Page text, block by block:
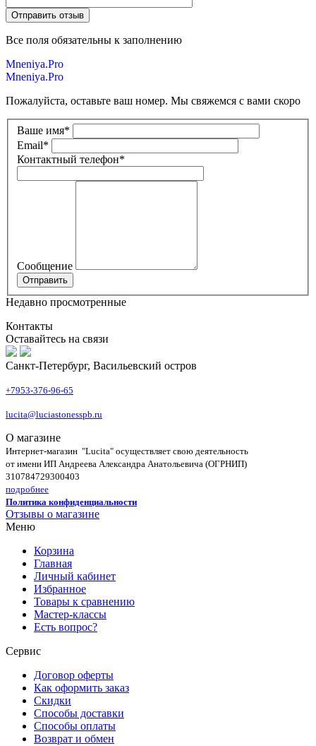
Все поля обязательны к заполнению
Mneniya.Pro
Mneniya.Pro
Пожалуйста, оставьте ваш номер. Мы свяжемся с вами скоро
Ваше имя*
Email*
Контактный телефон*
Сообщение
Недавно просмотренные
Контакты
Оставайтесь на связи
Санкт-Петербург, Васильевский остров
+7953-376-96-65
lucita@luciastonesspb.ru
О магазине
Интернет-магазин "Lucita" осуществляет свою деятельность
от имени ИП Андреева Александра Анатольевича (ОГРНИП)
310784729300403
подробнее
Политика конфиденциальности
Отзывы о магазине
Меню
Корзина
Главная
Личный кабинет
Избранное
Товары к сравнению
Мастер-классы
Есть вопрос?
Сервис
Договор оферты
Как оформить заказ
Скидки
Способы доставки
Способы оплаты
Возврат и обмен